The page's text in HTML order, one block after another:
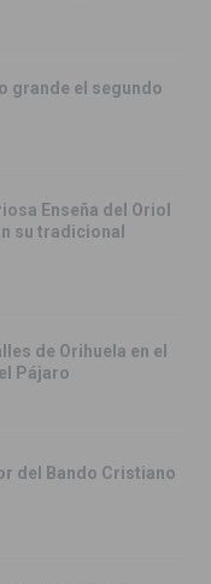
grande el segundo
Enseña del Oriol
su tradicional
de Orihuela en el
Pájaro
del Bando Cristiano